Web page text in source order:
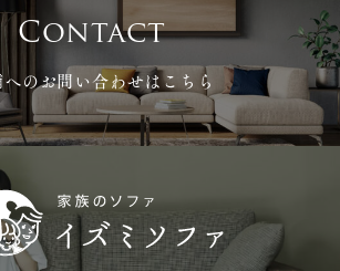
Contact
のお問い合わせはこちら